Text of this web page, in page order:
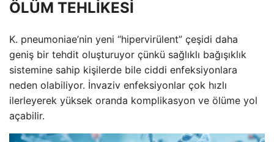
ÖLÜM TEHLİKESİ
K. pneumoniae’nin yeni “hipervirülent” çeşidi daha
geniş bir tehdit oluşturuyor çünkü sağlıklı bağışıklık
sistemine sahip kişilerde bile ciddi enfeksiyonlara
neden olabiliyor. İnvaziv enfeksiyonlar çok hızlı
ilerleyerek yüksek oranda komplikasyon ve ölüme yol
açabilir.